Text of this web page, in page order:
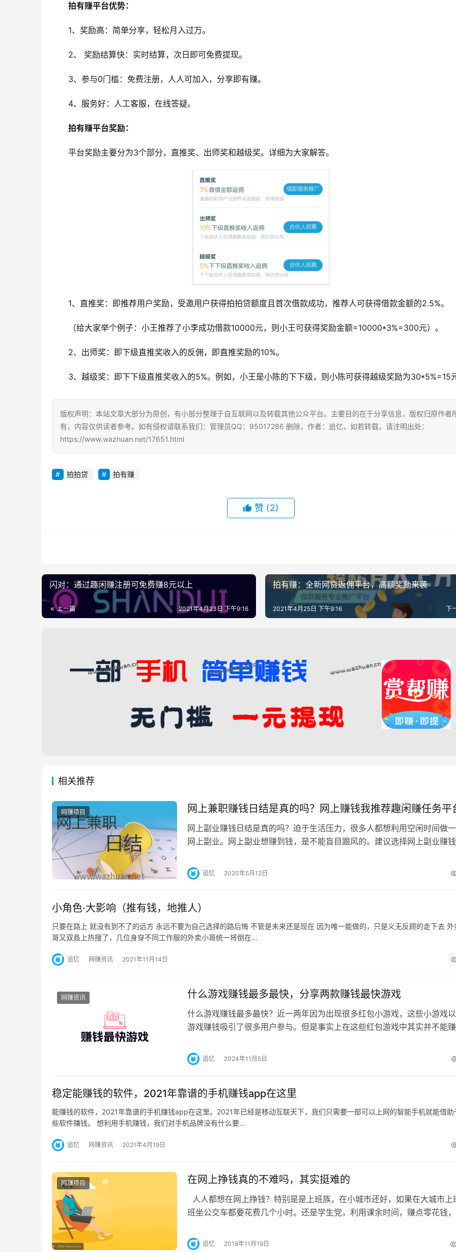
拍有赚平台优势：
1、奖励高：简单分享，轻松月入过万。
2、 奖励结算快：实时结算，次日即可免费提现。
3、参与0门槛：免费注册，人人可加入，分享即有赚。
4、服务好：人工客服，在线答疑。
拍有赚平台奖励：
平台奖励主要分为3个部分，直推奖、出师奖和越级奖。详细为大家解答。
1、直推奖：即推荐用户奖励，受邀用户获得拍拍贷额度且首次借款成功，推荐人可获得借款金额的2.5%。
（给大家举个例子：小王推荐了小李成功借款10000元，则小王可获得奖励金额=10000*3%=300元）。
2、出师奖：即下级直推奖收入的反佣，即直推奖励的10%。
3、越级奖：即下下级直推奖收入的5%。例如，小王是小陈的下下级，则小陈可获得越级奖励为30*5%=15
版权声明：本站文章大部分为原创，有小部分整理于自互联网以及转载其他公众平台。主要目的在于分享信息，版权归原作者
有，内容仅供读者参考。如有侵权请联系我们：管理员QQ：95017286 删除，作者：追忆，如若转载，请注明出处：
https://www.wazhuan.net/17651.html
拍拍贷 拍有赚
赞 (2)
闪对：通过趣闲赚注册可免费赚8元以上
上一篇 2021年4月23日 下午9:16
拍有赚：全新网贷返佣平台，高额奖励来袭
下
2021年4月25日 下午9:16
相关推荐
网赚项目 网上兼职赚钱日结是真的吗？网上赚钱我推荐趣闲赚任务平
网上副业赚钱日结是真的吗？迫于生活压力，很多人都想利用空闲时间做
网上副业。网上副业想赚到钱，是不能盲目跟风的。建议选择网上副业赚
追忆 2020年5月12日
小角色·大影响（推有钱，地推人）
只要在路上 就没有到不了的远方 永远不要为自己选择的路后悔 不管是未来还是现在 因为唯一能做的，只是义无反顾的走下去 外
哥又双叒上热搜了，几位身穿不同工作服的外卖小哥统一将倒在…
追忆 网赚资讯 2021年11月14日
网赚资讯 什么游戏赚钱最多最快，分享两款赚钱最快游戏
什么游戏赚钱最多最快？近一两年因为出现很多红包小游戏，这些小游戏
游戏赚钱吸引了很多用户参与。但是事实上在这些红包游戏中其实并不能
追忆 2024年11月5日
稳定能赚钱的软件，2021年靠谱的手机赚钱app在这里
能赚钱的软件，2021年靠谱的手机赚钱app在这里。2021年已经是移动互联天下，我们只需要一部可以上网的智能手机就能借助
些软件赚钱。 想利用手机赚钱，我们对手机品牌没有什么要…
追忆 网赚资讯 2021年4月19日
网赚项目 在网上挣钱真的不难吗，其实挺难的
人人都想在网上挣钱？特别是是上班族，在小城市还好，如果在大城市上
班坐公交车都要花费几个小时。还是学生党，利用课余时间，赚点零花钱
追忆 2018年11月19日